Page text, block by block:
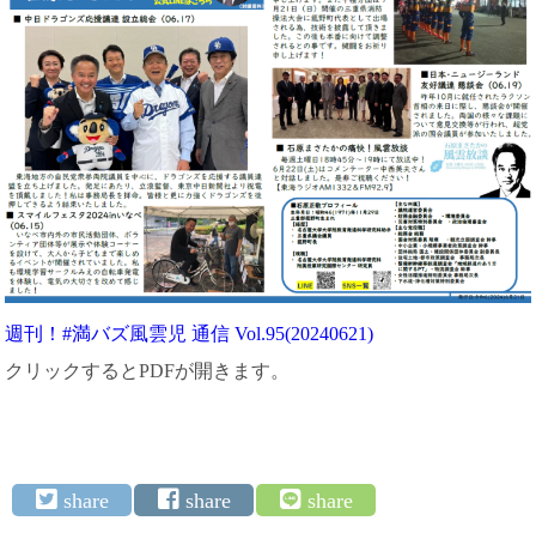
週刊！#満バズ風雲児 通信 Vol.95(20240621)
クリックするとPDFが開きます。